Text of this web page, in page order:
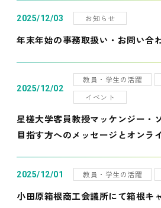
2025/12/03 お知らせ
年末年始の事務取扱い・お問い合
2025/12/02
教員・学生の活躍
イベント
星槎大学客員教授マッケンジー・
目指す方へのメッセージとオンラ
2025/12/01 教員・学生の活躍
小田原箱根商工会議所にて箱根キ